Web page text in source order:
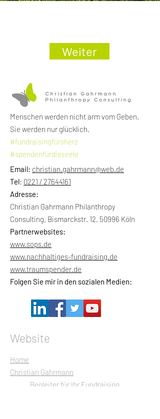
Weiter
Menschen werden nicht arm vom Geben.
Sie werden nur glücklich.
#fundraisingfürsherz
#spendenfürdieseele
Email: christian.gahrmann@web.de
Tel: 0221 / 27644161
Adresse:
Christian Gahrmann Philanthropy
Consulting, Bismarckstr. 12, 50996 Köln
Partnerwebsites:
www.sops.de
www.nachhaltiges-fundraising.de
www.traumspender.de
Folgen Sie mir in den sozialen Medien:
Website
Home
Christian Gahrmann
Begleiter für Ihr Fundraising